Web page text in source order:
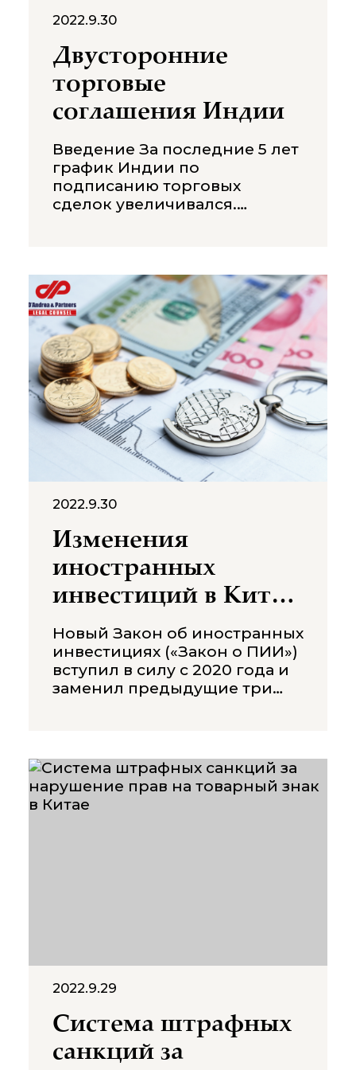
2022.9.30
Двусторонние
торговые
соглашения Индии
Введение За последние 5 лет
график Индии по
подписанию торговых
сделок увеличивался.
и партнерстве разработаны и
составлены таким образом,
чтобы страны могли снизить
торговые барьеры, отменить
тарифы и получить
преференциальный доступ к
мировым рынкам. Индия
заняла выгодное положение,
подписав около 13 таких
соглашений о свободной
2022.9.30
Изменения
иностранных
инвестиций в Китае
после принятия
нового закона о
ПИИ
Новый Закон об иностранных
инвестициях («Закон о ПИИ»)
вступил в силу с 2020 года и
заменил предыдущие три
тенденциях управления
иностранными
инвестициями в Китае.
доводит
2022.9.29
Система штрафных
санкций за